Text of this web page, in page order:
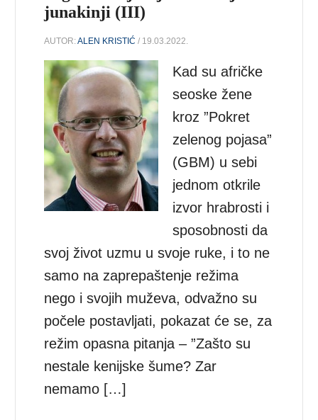
junakinji (III)
AUTOR:ALEN KRISTIĆ / 19.03.2022.
Kad su afričke
seoske žene
kroz ”Pokret
zelenog pojasa”
(GBM) u sebi
jednom otkrile
izvor hrabrosti i
sposobnosti da
svoj život uzmu u svoje ruke, i to ne
samo na zaprepaštenje režima
nego i svojih muževa, odvažno su
počele postavljati, pokazat će se, za
režim opasna pitanja – ”Zašto su
nestale kenijske šume? Zar
nemamo […]